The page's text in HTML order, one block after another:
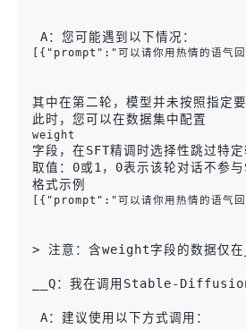
A：您可能遇到以下情况：
[{"prompt":"可以请你用热情的语气
其中在第二轮，模型并未按照指定
此时，您可以在数据集中配置
weight
字段，在SFT精调时选择性跳
取值：0或1，0表示该轮对话不参
格式示例
[{"prompt":"可以请你用热情的语
> 注意：含weight字段的数据仅
__Q：我在调用Stable-
A：建议使用以下方式调用：